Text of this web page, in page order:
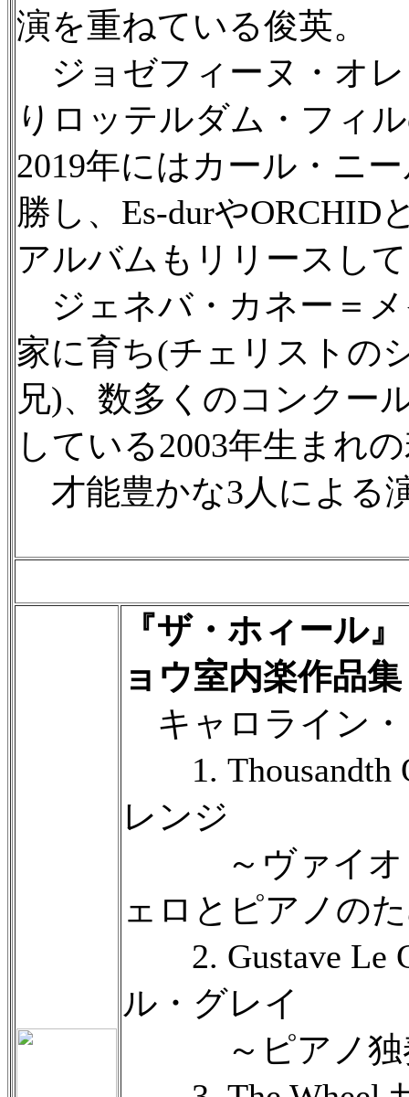
演を重ねている俊英。
ジョゼフィーヌ・オレ
りロッテルダム・フィ
2019年にはカール・ニ
勝し、Es-durや
アルバムもリリースし
ジェネバ・カネー＝
家に育ち(チェリストの
兄)、数多くのコンクー
している2003年生まれ
才能豊かな3人による
『ザ・ホィール
ョウ室内楽作品集
キャロライン・
1. Thousandth
レンジ
～ヴァイオリ
ェロとピアノの
2. Gustave Le
ル・グレイ
～ピアノ独